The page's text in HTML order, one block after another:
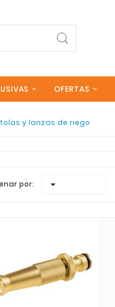
OFERTAS
y lanzas de riego
por:

buscas.